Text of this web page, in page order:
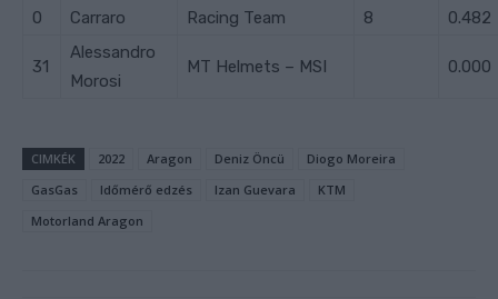
0
Carraro
Racing Team
8
0.482
31
Alessandro
Morosi
MT Helmets – MSI 0.000
CIMKÉK 2022 Aragon Deniz Öncü
Diogo Moreira
GasGas
Időmérő edzés Izan Guevara
KTM
Motorland Aragon